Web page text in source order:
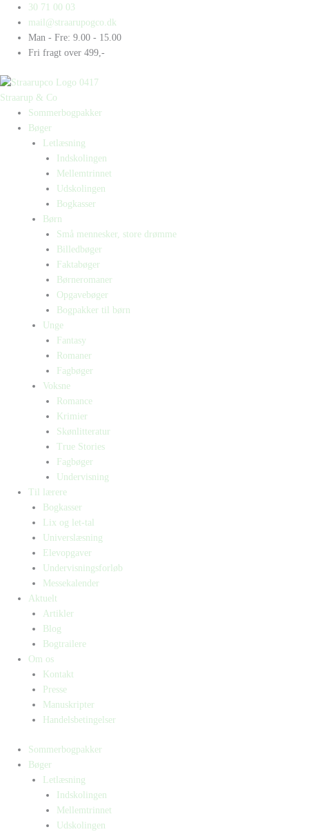
indholdet
30 71 00 03
mail@straarupogco.dk
Man - Fre: 9.00 - 15.00
Fri fragt over 499,-
Straarup & Co
Sommerbogpakker
Bøger
Letlæsning
Indskolingen
Mellemtrinnet
Udskolingen
Bogkasser
Børn
Små mennesker, store drømme
Billedbøger
Faktabøger
Børneromaner
Opgavebøger
Bogpakker til børn
Unge
Fantasy
Romaner
Fagbøger
Voksne
Romance
Krimier
Skønlitteratur
True Stories
Fagbøger
Undervisning
Til lærere
Bogkasser
Lix og let-tal
Universlæsning
Elevopgaver
Undervisningsforløb
Messekalender
Aktuelt
Artikler
Blog
Bogtrailere
Om os
Kontakt
Presse
Manuskripter
Handelsbetingelser
Sommerbogpakker
Bøger
Letlæsning
Indskolingen
Mellemtrinnet
Udskolingen
Products
search
Products
search